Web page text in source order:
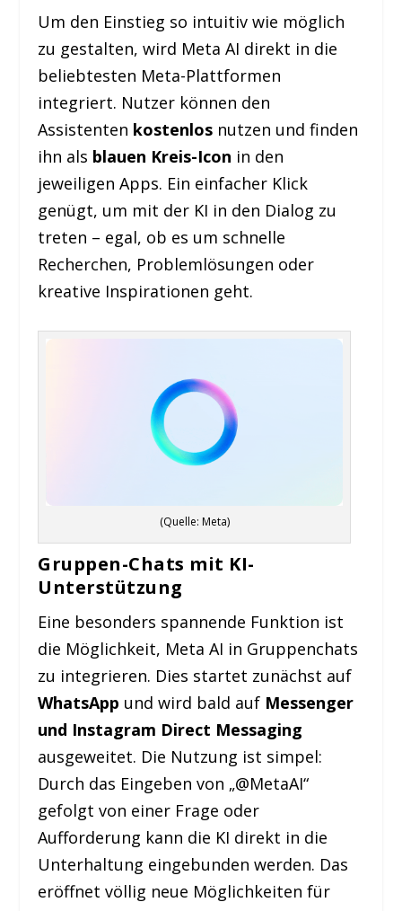
Um den Einstieg so intuitiv wie möglich
zu gestalten, wird Meta AI direkt in die
beliebtesten Meta-Plattformen
integriert. Nutzer können den
Assistenten kostenlos nutzen und finden
ihn als blauen Kreis-Icon in den
jeweiligen Apps. Ein einfacher Klick
genügt, um mit der KI in den Dialog zu
treten – egal, ob es um schnelle
Recherchen, Problemlösungen oder
kreative Inspirationen geht.
(Quelle: Meta)
Gruppen-Chats mit KI-
Unterstützung
Eine besonders spannende Funktion ist
die Möglichkeit, Meta AI in Gruppenchats
zu integrieren. Dies startet zunächst auf
WhatsApp und wird bald auf Messenger
und Instagram Direct Messaging
ausgeweitet. Die Nutzung ist simpel:
Durch das Eingeben von „@MetaAI“
gefolgt von einer Frage oder
Aufforderung kann die KI direkt in die
Unterhaltung eingebunden werden. Das
eröffnet völlig neue Möglichkeiten für